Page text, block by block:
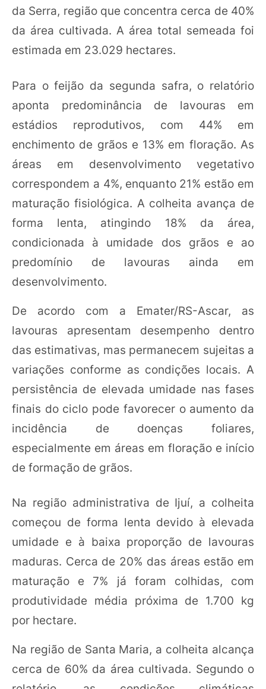
da Serra, região que concentra cerca de 40%
da área cultivada. A área total semeada foi
estimada em 23.029 hectares.
Para o feijão da segunda safra, o relatório
aponta predominância de lavouras em
estádios reprodutivos, com 44% em
enchimento de grãos e 13% em floração. As
áreas em desenvolvimento vegetativo
correspondem a 4%, enquanto 21% estão em
maturação fisiológica. A colheita avança de
forma lenta, atingindo 18% da área,
condicionada à umidade dos grãos e ao
predomínio de lavouras ainda em
desenvolvimento.
De acordo com a Emater/RS-Ascar, as
lavouras apresentam desempenho dentro
das estimativas, mas permanecem sujeitas a
variações conforme as condições locais. A
persistência de elevada umidade nas fases
finais do ciclo pode favorecer o aumento da
incidência de doenças foliares,
especialmente em áreas em floração e início
de formação de grãos.
Na região administrativa de Ijuí, a colheita
começou de forma lenta devido à elevada
umidade e à baixa proporção de lavouras
maduras. Cerca de 20% das áreas estão em
maturação e 7% já foram colhidas, com
produtividade média próxima de 1.700 kg
por hectare.
Na região de Santa Maria, a colheita alcança
cerca de 60% da área cultivada. Segundo o